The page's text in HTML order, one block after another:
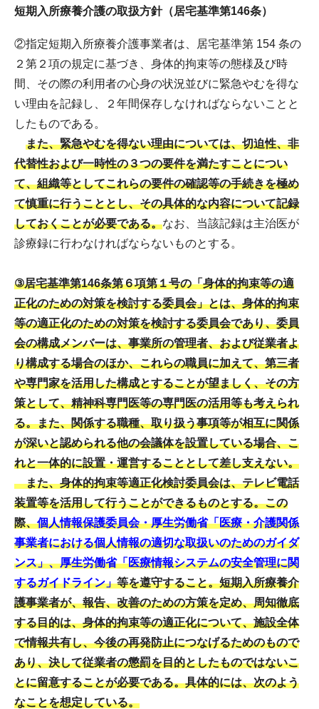
短期入所療養介護の取扱方針（居宅基準第146条）
②指定短期入所療養介護事業者は、居宅基準第 154 条の
２第２項の規定に基づき、身体的拘束等の態様及び時
間、その際の利用者の心身の状況並びに緊急やむを得な
い理由を記録し、２年間保存しなければならないことと
したものである。
また、緊急やむを得ない理由については、切迫性、非
代替性および一時性の３つの要件を満たすことについ
て、組織等としてこれらの要件の確認等の手続きを極め
て慎重に行うこととし、その具体的な内容について記録
しておくことが必要である。なお、当該記録は主治医が
診療録に行わなければならないものとする。
③居宅基準第146条第６項第１号の「身体的拘束等の適
正化のための対策を検討する委員会」とは、身体的拘束
等の適正化のための対策を検討する委員会であり、委員
会の構成メンバーは、事業所の管理者、および従業者よ
り構成する場合のほか、これらの職員に加えて、第三者
や専門家を活用した構成とすることが望ましく、その方
策として、精神科専門医等の専門医の活用等も考えられ
る。また、関係する職種、取り扱う事項等が相互に関係
が深いと認められる他の会議体を設置している場合、こ
れと一体的に設置・運営することとして差し支えない。
また、身体的拘束等適正化検討委員会は、テレビ電話
装置等を活用して行うことができるものとする。この
際、個人情報保護委員会・厚生労働省「医療・介護関係
事業者における個人情報の適切な取扱いのためのガイダ
ンス」、厚生労働省「医療情報システムの安全管理に関
するガイドライン」等を遵守すること。短期入所療養介
護事業者が、報告、改善のための方策を定め、周知徹底
する目的は、身体的拘束等の適正化について、施設全体
で情報共有し、今後の再発防止につなげるためのもので
あり、決して従業者の懲罰を目的としたものではないこ
とに留意することが必要である。具体的には、次のよう
なことを想定している。